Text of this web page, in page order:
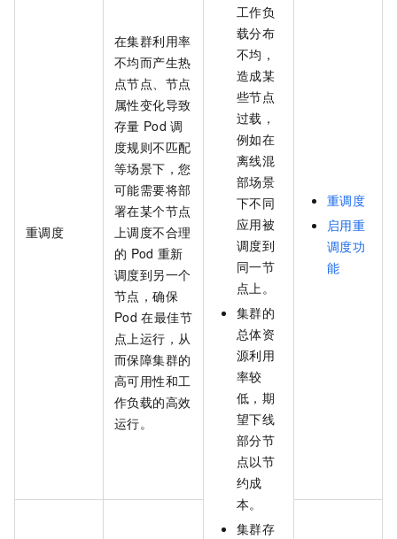
重调度
在集群利用率
不均而产生热
点节点、节点
属性变化导致
存量 Pod 调
度规则不匹配
等场景下，您
可能需要将部
署在某个节点
上调度不合理
的 Pod 重新
调度到另一个
节点，确保
Pod 在最佳节
点上运行，从
而保障集群的
高可用性和工
作负载的高效
运行。
工作负
载分布
不均，
造成某
些节点
过载，
例如在
离线混
部场景
下不同
应用被
调度到
同一节
点上。
集群的
总体资
源利用
率较
低，期
望下线
部分节
点以节
约成
本。
集群存
重调度
启用重
调度功
能